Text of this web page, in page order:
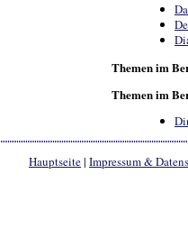
Themen im
Themen im
Hauptseite| Impressum &